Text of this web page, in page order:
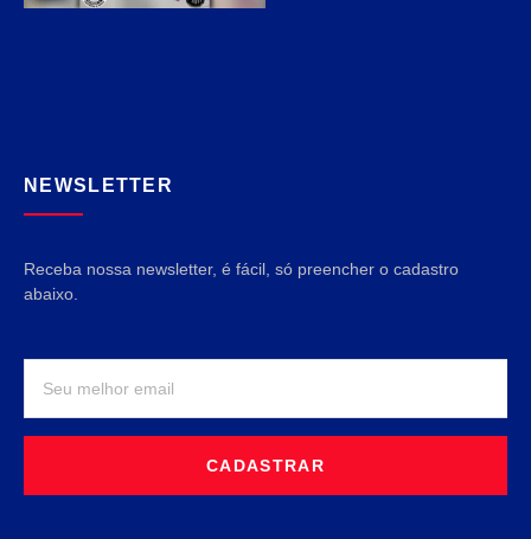
NEWSLETTER
Receba nossa newsletter, é fácil, só preencher o cadastro
abaixo.
CADASTRAR